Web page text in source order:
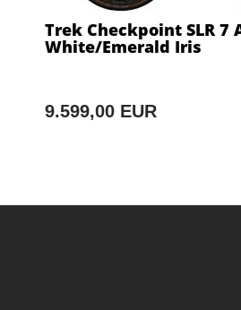
Trek Checkpoint SLR 7
White/Emerald Iris
9.599,00 EUR